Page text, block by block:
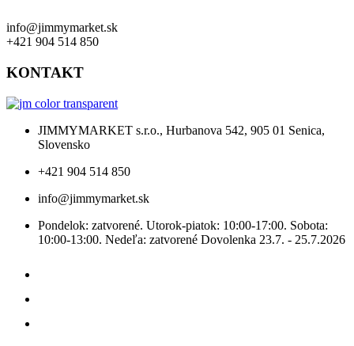
info@jimmymarket.sk
+421 904 514 850
KONTAKT
JIMMYMARKET s.r.o., Hurbanova 542, 905 01 Senica,
Slovensko
+421 904 514 850
info@jimmymarket.sk
Pondelok: zatvorené. Utorok-piatok: 10:00-17:00. Sobota:
10:00-13:00. Nedeľa: zatvorené Dovolenka 23.7. - 25.7.2026